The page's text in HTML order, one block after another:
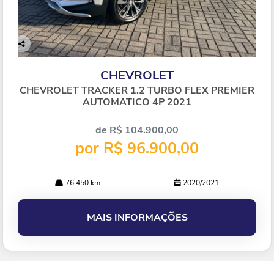
Co
lhe
CHEVROLET
CHEVROLET TRACKER 1.2 TURBO FLEX PREMIER
AUTOMATICO 4P 2021
de R$ 104.900,00
por R$ 96.900,00
76.450 km 2020/2021
MAIS INFORMAÇÕES